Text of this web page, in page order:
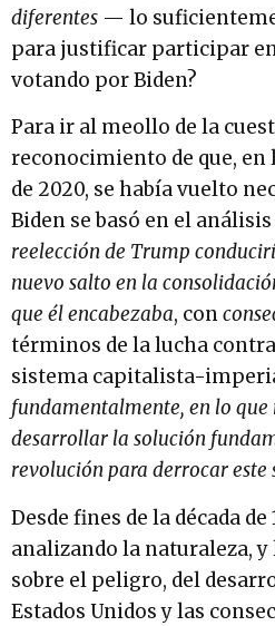
diferentes — lo
para justificar participar
votando por Biden?
Para ir al meollo de la
reconocimiento de que,
de 2020, se había vuelto
Biden se basó en el
reelección de Trump
nuevo salto en la
que él encabezaba, con
términos de la lucha
sistema capitalista-
fundamentalmente, en lo que
desarrollar la solución
revolución para derrocar este
Desde fines de la década
analizando la naturaleza,
sobre el peligro, del
Estados Unidos y las